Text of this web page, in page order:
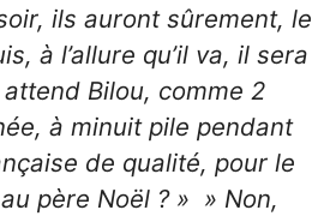
ils auront sûrement, le
à l’allure qu’il va, il sera
Bilou, comme 2
à minuit pile pendant
de qualité, pour le
père Noël ? » » Non,